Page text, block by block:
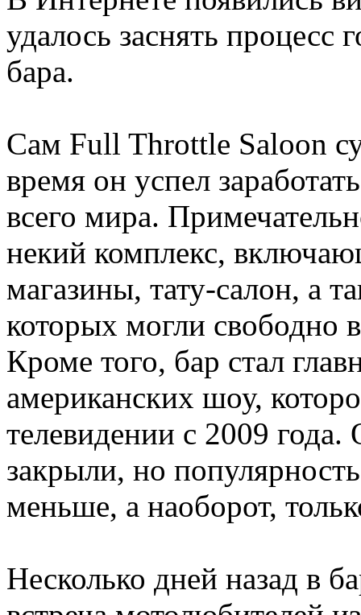
удалось заснять процесс
бара.
Сам Full Throttle Saloon
время он успел
всего мира.
некий комплекс,
магазины, тату-салон, а
которых могли свободно
Кроме того, бар стал
американских шоу,
телевидении с 2009 года.
закрыли, но
меньше, а наоборот,
Несколько дней назад в